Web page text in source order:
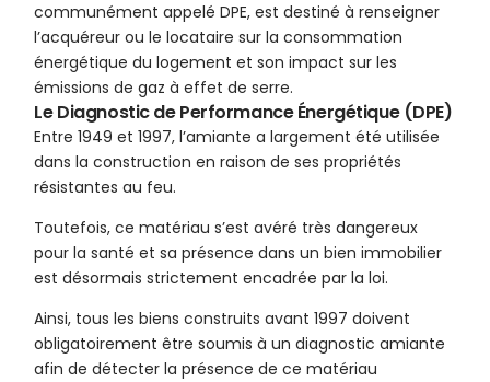
communément appelé DPE, est destiné à renseigner
l’acquéreur ou le locataire sur la consommation
énergétique du logement et son impact sur les
émissions de gaz à effet de serre.
Le Diagnostic de Performance Énergétique (DPE)
Entre 1949 et 1997, l’amiante a largement été utilisée
dans la construction en raison de ses propriétés
résistantes au feu.
Toutefois, ce matériau s’est avéré très dangereux
pour la santé et sa présence dans un bien immobilier
est désormais strictement encadrée par la loi.
Ainsi, tous les biens construits avant 1997 doivent
obligatoirement être soumis à un diagnostic amiante
afin de détecter la présence de ce matériau